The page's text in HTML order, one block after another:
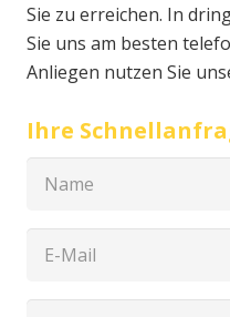
Sie zu erreichen. In dringenden Fällen
Sie uns am besten
Anliegen nutzen Sie
Ihre